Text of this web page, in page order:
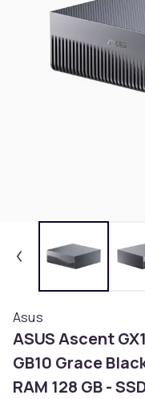
Asus
ASUS Ascent
GB10 Grace
RAM 128 GB -